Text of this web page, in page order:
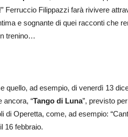
Ferruccio Filippazzi farà rivivere
e sognante di quei racconti che
trenino…
quello, ad esempio, di venerdì 13
ancora, “Tango di Luna”, previsto
di Operetta, come, ad esempio:
16 febbraio.